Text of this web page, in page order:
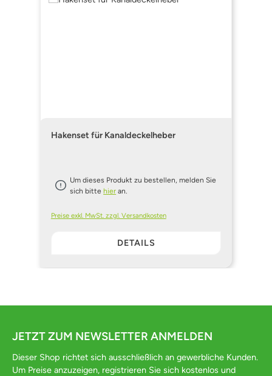
Hakenset für Kanaldeckelheber
Um dieses Produkt zu bestellen, melden Sie
sich bittehier an.
Preise exkl. MwSt. zzgl. Versandkosten
DETAILS
JETZT ZUM NEWSLETTER ANMELDEN
Dieser Shop richtet sich ausschließlich an gewerbliche Kunden.
Um Preise anzuzeigen, registrieren Sie sich kostenlos und